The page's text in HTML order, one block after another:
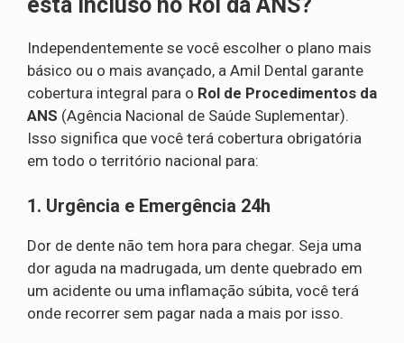
Independentemente se você escolher o plano mais
básico ou o mais avançado, a Amil Dental garante
cobertura integral para o Rol de Procedimentos da
ANS (Agência Nacional de Saúde Suplementar).
Isso significa que você terá cobertura obrigatória
em todo o território nacional para:
1. Urgência e Emergência 24h
Dor de dente não tem hora para chegar. Seja uma
dor aguda na madrugada, um dente quebrado em
um acidente ou uma inflamação súbita, você terá
onde recorrer sem pagar nada a mais por isso.